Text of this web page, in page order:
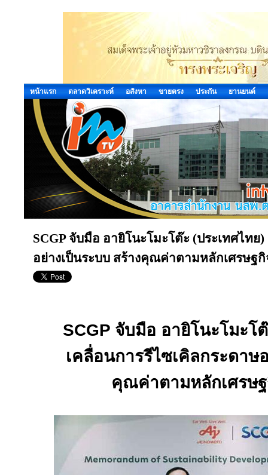
หน้าแรก ตลาดวิเคราะห์ อสังหา ขายตรง ประกัน ยานยนต์
SCGP จับมือ อายิโนะโมะโต๊ะ (ประเทศไท
อย่างเป็นระบบ สร้างคุณค่าตามหลักเศรษฐ
SCGP จับมือ อายิโนะโมะโ
เคลื่อนการรีไซเคิลกระดาษ
คุณค่าตามหลักเศรษ